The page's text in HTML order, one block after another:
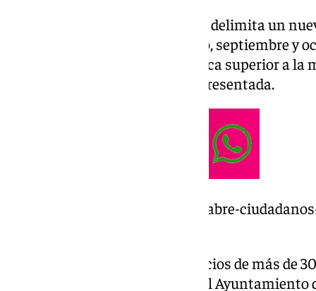
En cuanto a la temporalidad, se delimita un
meses completos de abril, mayo, septiembre y
meses de una ocupación turística superior a la
que se recogen en la memoria presentada.
https://www.101tv.es/granada-abre-
Esta medida afecta a los comercios de más de
comunicará de manera oficial al